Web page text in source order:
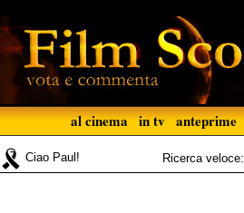
al cinema in tv anteprime
Ciao Paul! Ricerca veloce: